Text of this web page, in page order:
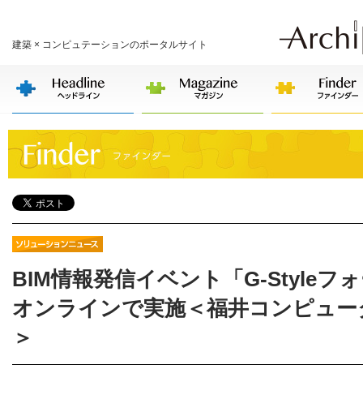
建築 × コンピュテーションのポータルサイト
BIM情報発信イベント「G-Styleフ
オンラインで実施＜福井コンピュ
＞